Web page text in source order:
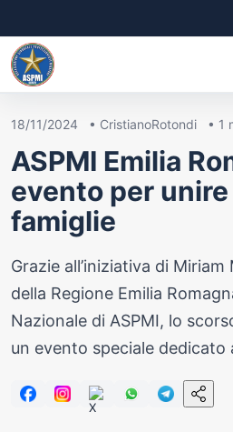
18/11/2024 • CristianoRotondi • 1
ASPMI Emilia
evento per
famiglie
Grazie all’iniziativa di
della Regione Emilia
Nazionale di ASPMI, lo
un evento speciale dedicato